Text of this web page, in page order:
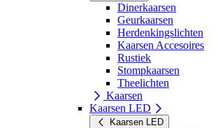
Dinerkaarsen
Geurkaarsen
Herdenkingslichten
Kaarsen Accesoires
Rustiek
Stompkaarsen
Theelichten
Kaarsen
Kaarsen LED
Kaarsen LED